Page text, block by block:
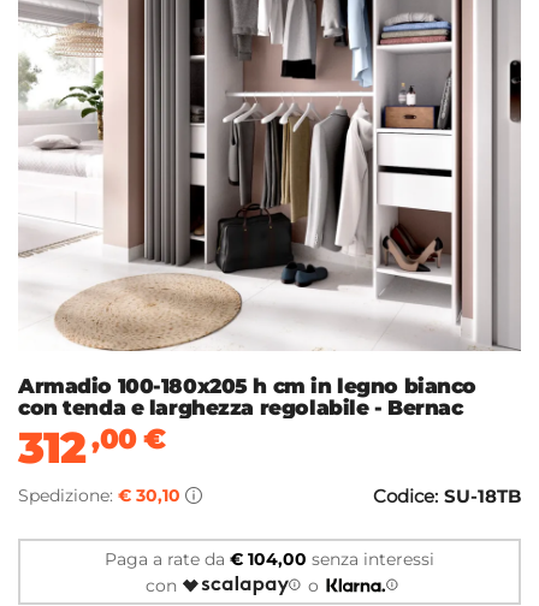
Armadio 100-180x205 h cm in legno bianco
con tenda e larghezza regolabile - Bernac
312,00€
Spedizione: € 30,10 Codice: SU-18TB
Paga a rate da € 104,00 senza interessi
con
o